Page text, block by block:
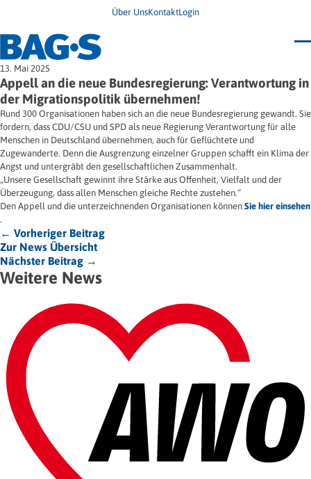
Über UnsKontaktLogin
Bundestagung 2026
Wo finde ich Hilfe?
News
Termine
Veröffentlichungen
Infodienst
Wegweiser
Jugendbroschüre
Impulse
Presse & Stellungnahmen
Newsletter
Unsere Themen
Angehörige
Ersatzfreiheitsstrafe
Freie Straffälligenhilfe
Gesundheit
Migration
Frauen
13. Mai 2025
Appell an die neue Bundesregierung: Verantwortung in
der Migrationspolitik übernehmen!
Rund 300 Organisationen haben sich an die neue Bundesregierung gewandt. Sie
fordern, dass CDU/CSU und SPD als neue Regierung Verantwortung für alle
Menschen in Deutschland übernehmen, auch für Geflüchtete und
Zugewanderte. Denn die Ausgrenzung einzelner Gruppen schafft ein Klima der
Angst und untergräbt den gesellschaftlichen Zusammenhalt.
„Unsere Gesellschaft gewinnt ihre Stärke aus Offenheit, Vielfalt und der
Überzeugung, dass allen Menschen gleiche Rechte zustehen.“
Den Appell und die unterzeichnenden Organisationen können Sie hier einsehen
.
← Vorheriger Beitrag
Zur News Übersicht
Nächster Beitrag →
Weitere News